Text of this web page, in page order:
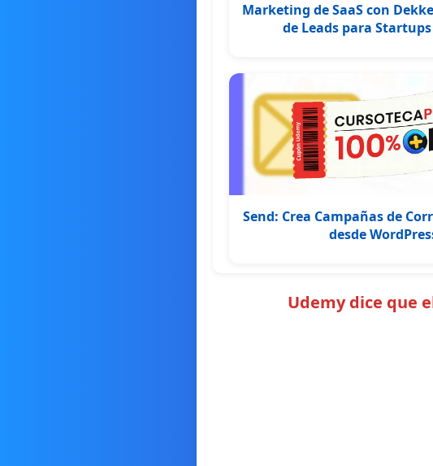
Marketing de SaaS con
de Leads para Startups
Send: Crea Campañas de
desde
Udemy dice que